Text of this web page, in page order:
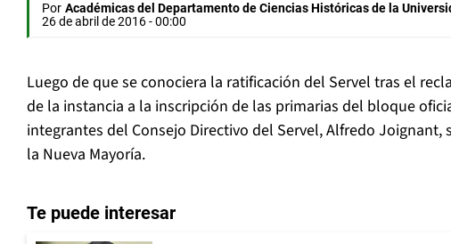
Por Académicas del Departamento de Ciencias Históricas de la
26 de abril de 2016 - 00:00
Luego de que se conociera la ratificación del Servel tras el
de la instancia a la inscripción de las primarias del bloque
integrantes del Consejo Directivo del Servel, Alfredo Joignant,
la Nueva Mayoría.
Te puede interesar